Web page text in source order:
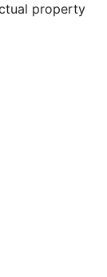
property